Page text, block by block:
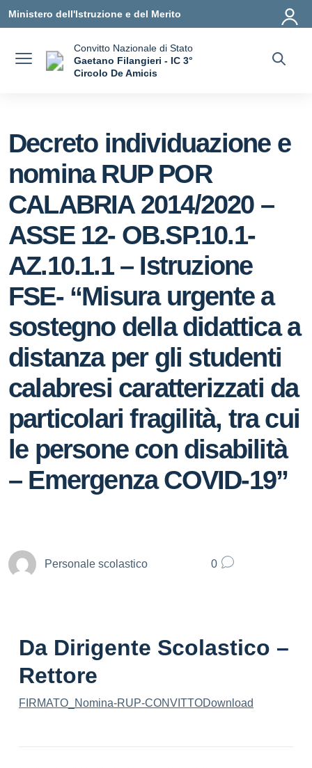
Ministero dell'Istruzione e del Merito
Convitto Nazionale di Stato
Gaetano Filangieri - IC 3°
Circolo De Amicis
Decreto individuazione e
nomina RUP POR
CALABRIA 2014/2020 –
ASSE 12- OB.SP.10.1-
AZ.10.1.1 – Istruzione
FSE- “Misura urgente a
sostegno della didattica a
distanza per gli studenti
calabresi caratterizzati da
particolari fragilità, tra cui
le persone con disabilità
– Emergenza COVID-19”
Personale scolastico 0
Da Dirigente Scolastico –
Rettore
FIRMATO_Nomina-RUP-CONVITTODownload